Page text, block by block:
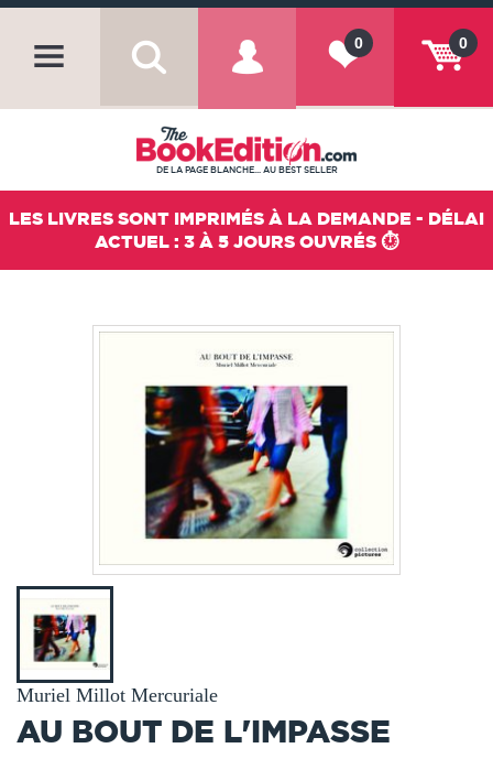
0
0
DE LA PAGE BLANCHE... AU BEST SELLER
LES LIVRES SONT IMPRIMÉS À LA DEMANDE - DÉLAI
ACTUEL : 3 À 5 JOURS OUVRÉS ⏱️
Muriel Millot Mercuriale
AU BOUT DE L'IMPASSE